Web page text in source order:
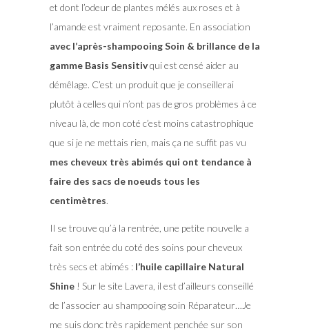
et dont l’odeur de plantes mélés aux roses et à
l’amande est vraiment reposante. En association
avec l’après-shampooing Soin & brillance de la
gamme Basis Sensitivqui est censé aider au
démêlage. C’est un produit que je conseillerai
plutôt à celles qui n’ont pas de gros problèmes à ce
niveau là, de mon coté c’est moins catastrophique
que si je ne mettais rien, mais ça ne suffit pas vu
mes cheveux très abimés qui ont tendance à
faire des sacs de noeuds tous les
centimètres.
Il se trouve qu’à la rentrée, une petite nouvelle a
fait son entrée du coté des soins pour cheveux
très secs et abimés : l’huile capillaire Natural
Shine! Sur le site Lavera, il est d’ailleurs conseillé
de l’associer au shampooing soin Réparateur…Je
me suis donc très rapidement penchée sur son